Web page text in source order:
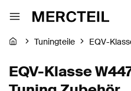
Tuningteile EQV-
EQV-Klasse